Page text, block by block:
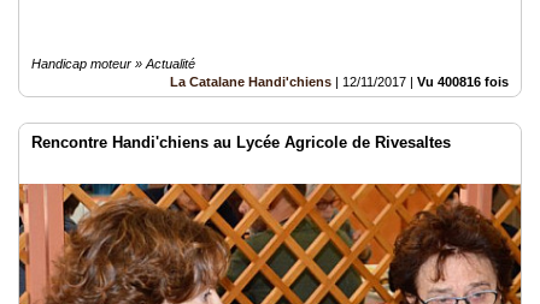
Handicap moteur » Actualité
La Catalane Handi'chiens | 12/11/2017 | Vu 400816 fois
Rencontre Handi'chiens au Lycée Agricole de Rivesaltes